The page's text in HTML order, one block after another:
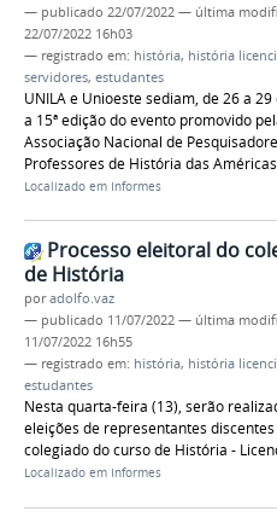
— publicado 22/07/2022 — última
22/07/2022 16h03
— registrado em: história, história
servidores, estudantes
UNILA e Unioeste sediam, de 26 a 29
a 15ª edição do evento promovido
Associação Nacional de
Professores de História das
Localizado em Informes
Processo eleitoral do
de História
poradolfo.vaz
— publicado 11/07/2022 — última
11/07/2022 16h55
— registrado em: história, história
estudantes
Nesta quarta-feira (13), serão
eleições de representantes
colegiado do curso de História -
Localizado em Informes